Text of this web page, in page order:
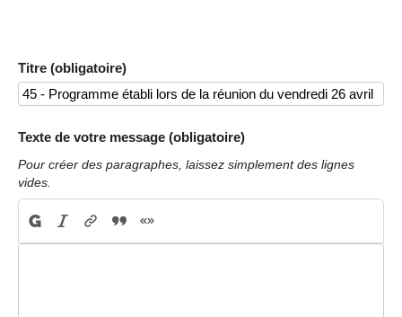
Titre (obligatoire)
Texte de votre message (obligatoire)
Pour créer des paragraphes, laissez simplement des lignes
vides.